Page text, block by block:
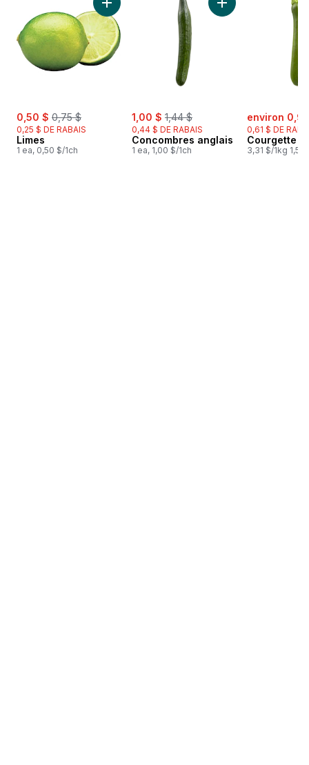
sale:
0,50 $ , formerly:
0,75 $
0,25 $ DE RABAIS
Limes
1 ea, 0,50 $/1ch
Ajouter Limes au panier
sale:
1,00 $ , formerly:
1,44 $
0,44 $ DE RABAIS
Concombres anglais
1 ea, 1,00 $/1ch
Ajouter
sale:
environ
0,61 $ DE
Courgette
3,31 $/1kg 1,50